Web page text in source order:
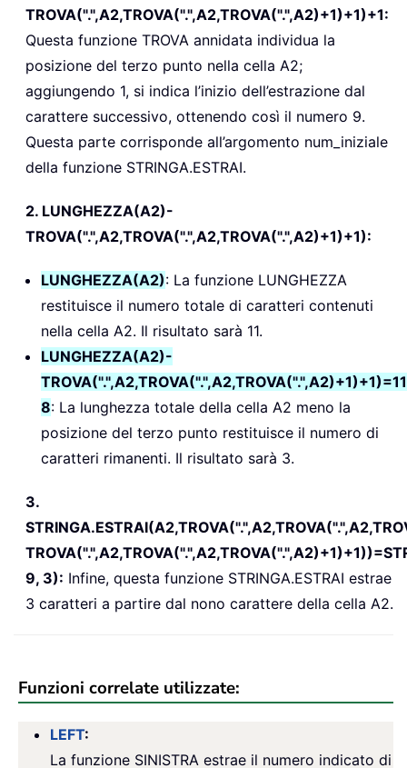
TROVA(".",A2,TROVA(".",A2,TROVA(".",A2)+1)+1)+1:
Questa funzione TROVA annidata individua la
posizione del terzo punto nella cella A2;
aggiungendo 1, si indica l’inizio dell’estrazione dal
carattere successivo, ottenendo così il numero 9.
Questa parte corrisponde all’argomento num_iniziale
della funzione STRINGA.ESTRAI.
2. LUNGHEZZA(A2)-
TROVA(".",A2,TROVA(".",A2,TROVA(".",A2)+1)+1):
LUNGHEZZA(A2): La funzione LUNGHEZZA
restituisce il numero totale di caratteri contenuti
nella cella A2. Il risultato sarà 11.
LUNGHEZZA(A2)-
8: La lunghezza totale della cella A2 meno la
posizione del terzo punto restituisce il numero di
caratteri rimanenti. Il risultato sarà 3.
3.
9, 3): Infine, questa funzione STRINGA.ESTRAI estrae
3 caratteri a partire dal nono carattere della cella A2.
Funzioni correlate utilizzate:
LEFT:
La funzione SINISTRA estrae il numero indicato di